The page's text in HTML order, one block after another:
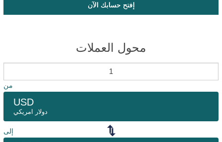
إفتح حسابك الآن
محول العملات
من
USD
دولار امريكي
إلى